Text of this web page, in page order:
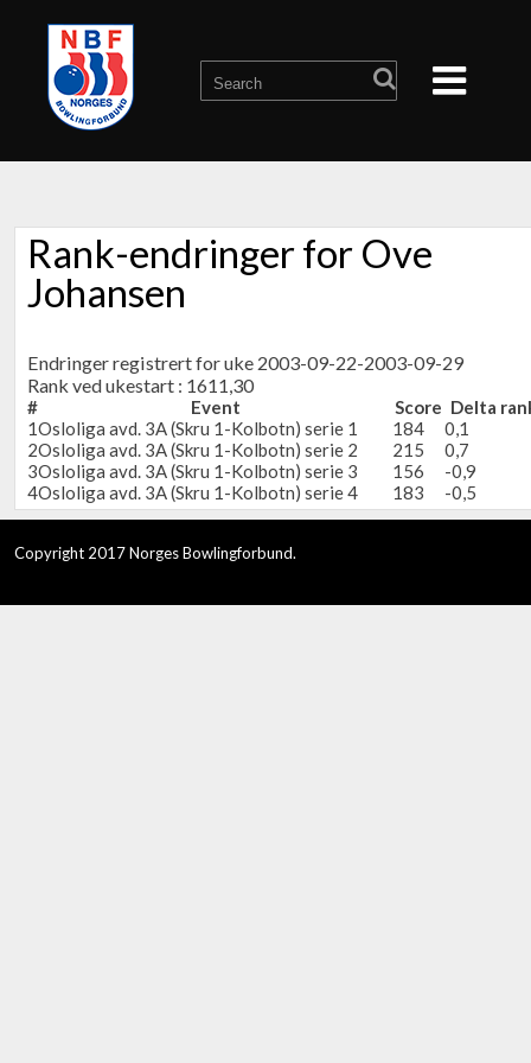
Rank-endringer for Ove
Johansen
Endringer registrert for uke 2003-09-22-2003-09-29
Rank ved ukestart : 1611,30
# Event Score Delta
1Osloliga avd. 3A (Skru 1-Kolbotn) serie 1 184
0,1
2Osloliga avd. 3A (Skru 1-Kolbotn) serie 2 215
0,7
3Osloliga avd. 3A (Skru 1-Kolbotn) serie 3 156
-0,9
4Osloliga avd. 3A (Skru 1-Kolbotn) serie 4 183 -0,5
Copyright 2017 Norges Bowlingforbund.